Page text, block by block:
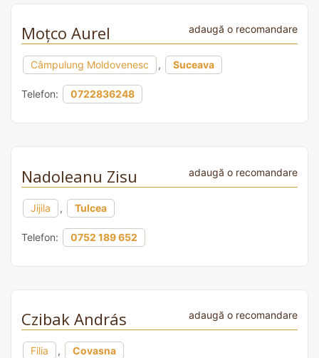
Moţco Aurel adaugă o recomandare
Câmpulung Moldovenesc , Suceava
Telefon: 0722836248
Nadoleanu Zisu adaugă o recomandare
Jijila , Tulcea
Telefon: 0752 189 652
Czibak András adaugă o recomandare
Filia , Covasna